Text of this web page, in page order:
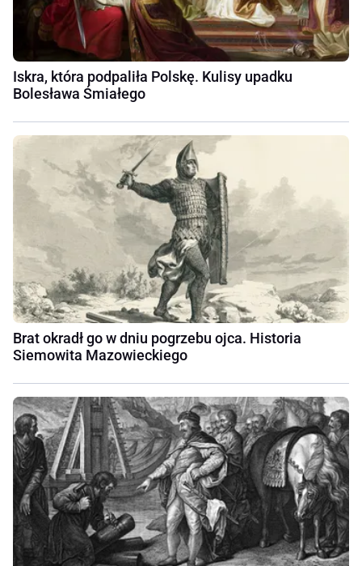
Iskra, która podpaliła Polskę. Kulisy upadku
Bolesława Śmiałego
Brat okradł go w dniu pogrzebu ojca. Historia
Siemowita Mazowieckiego